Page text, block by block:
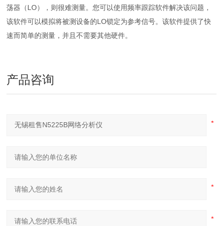
荡器（LO），则很难测量。您可以使用频率跟踪软件解决该问题，
该软件可以模拟将被测设备的LO锁定为参考信号。该软件提供了快
速而简单的测量，并且不需要其他硬件。
产品咨询